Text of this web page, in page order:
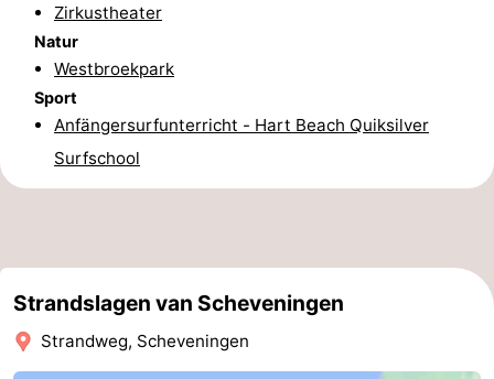
aan
Zee
Natur
Zuid-
Kennermerland
Amsterdam
Haarlem
Zandvoort
Südholland
Leiden
Bollenstreek
-
Natur
-
Zirkustheater
Natur
Westbroekpark
Sport
Anfängersurfunterricht - Hart Beach Quiksilver
Surfschool
Strandslagen van Scheveningen
Strandweg, Scheveningen